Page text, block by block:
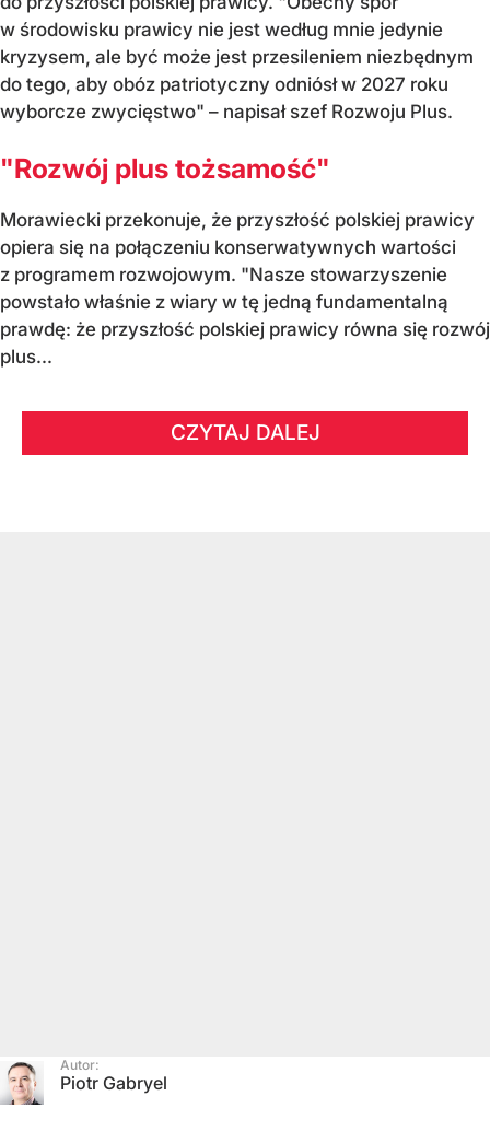
w środowisku prawicy nie jest według mnie jedynie
kryzysem, ale być może jest przesileniem niezbędnym
do tego, aby obóz patriotyczny odniósł w 2027 roku
wyborcze zwycięstwo" – napisał szef Rozwoju Plus.
"Rozwój plus tożsamość"
Morawiecki przekonuje, że przyszłość polskiej prawicy
opiera się na połączeniu konserwatywnych wartości
z programem rozwojowym. "Nasze stowarzyszenie
powstało właśnie z wiary w tę jedną fundamentalną
prawdę: że przyszłość polskiej prawicy równa się rozwój
plus...
CZYTAJ DALEJ
Autor:
Piotr Gabryel